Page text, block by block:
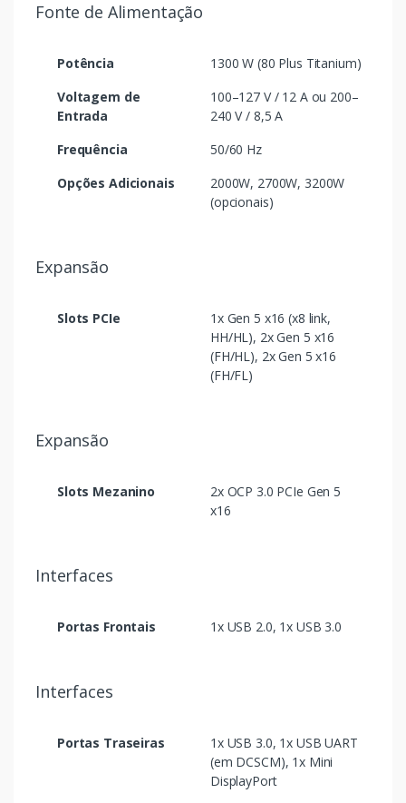
Fonte de Alimentação
Potência
1300 W (80 Plus Titanium)
Voltagem de
Entrada
100–127 V / 12 A ou 200–
240 V / 8,5 A
Frequência
50/60 Hz
Opções Adicionais
2000W, 2700W, 3200W
(opcionais)
Expansão
Slots PCIe
1x Gen 5 x16 (x8 link,
HH/HL), 2x Gen 5 x16
(FH/HL), 2x Gen 5 x16
(FH/FL)
Expansão
Slots Mezanino
2x OCP 3.0 PCIe Gen 5
x16
Interfaces
Portas Frontais 1x USB 2.0, 1x USB 3.0
Interfaces
Portas Traseiras
1x USB 3.0, 1x USB UART
(em DCSCM), 1x Mini
DisplayPort